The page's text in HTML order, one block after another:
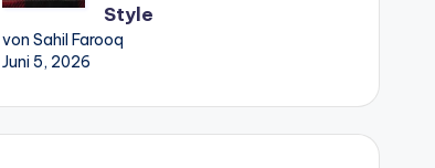
Style
von Sahil Farooq
Juni 5, 2026